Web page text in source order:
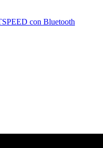
con Bluetooth